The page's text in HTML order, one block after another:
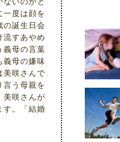
度は顔を
誕生日会
すあやめ
母の言葉
母の嫌味
咲さんで
う母親を
美咲さんが
す。「結婚